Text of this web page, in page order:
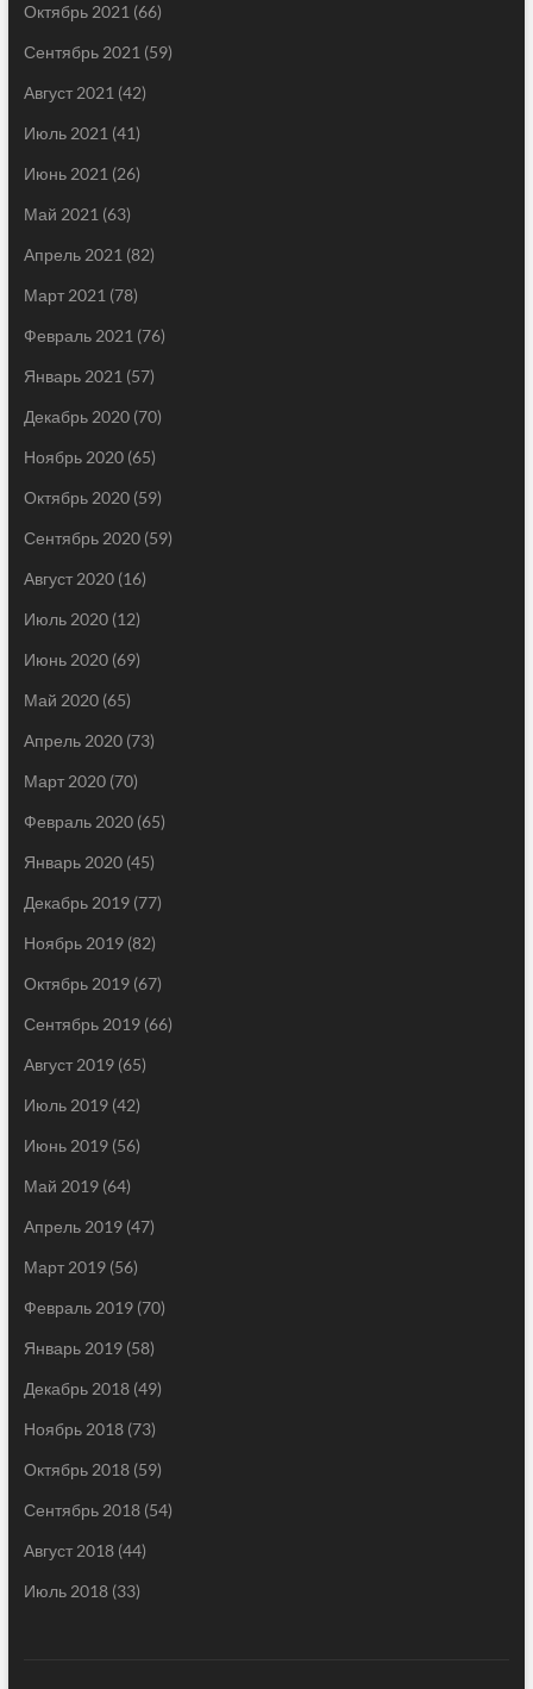
Октябрь 2021 (66)
Сентябрь 2021 (59)
Август 2021 (42)
Июль 2021 (41)
Июнь 2021 (26)
Май 2021 (63)
Апрель 2021 (82)
Март 2021 (78)
Февраль 2021 (76)
Январь 2021 (57)
Декабрь 2020(70)
Ноябрь 2020(65)
Октябрь 2020(59)
Сентябрь 2020(59)
Август 2020(16)
Июль 2020(12)
Июнь 2020(69)
Май 2020(65)
Апрель 2020(73)
Март 2020(70)
Февраль 2020(65)
Январь 2020(45)
Декабрь 2019(77)
Ноябрь 2019(82)
Октябрь 2019(67)
Сентябрь 2019(66)
Август 2019(65)
Июль 2019(42)
Июнь 2019(56)
Май 2019(64)
Апрель 2019(47)
Март 2019(56)
Февраль 2019(70)
Январь 2019(58)
Декабрь 2018(49)
Ноябрь 2018(73)
Октябрь 2018(59)
Сентябрь 2018(54)
Август 2018(44)
Июль 2018(33)